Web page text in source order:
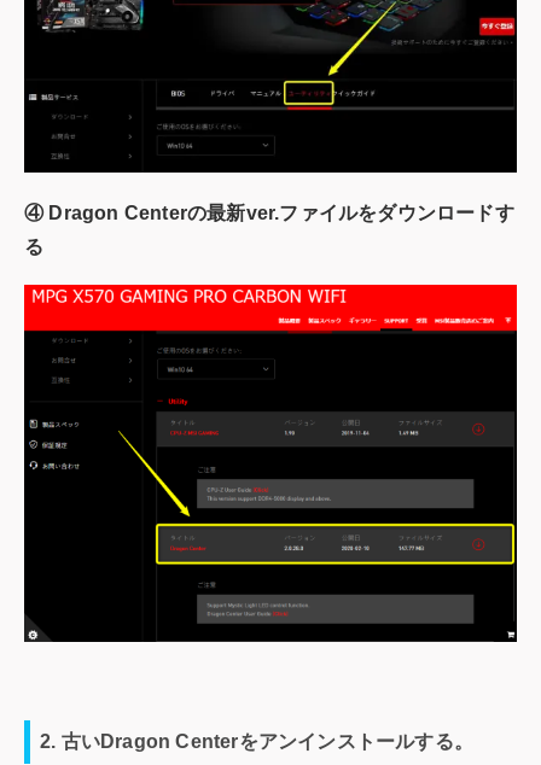
④ Dragon Centerの最新ver.ファイルをダウンロードす
る
2. 古いDragon Centerをアンインストールする。